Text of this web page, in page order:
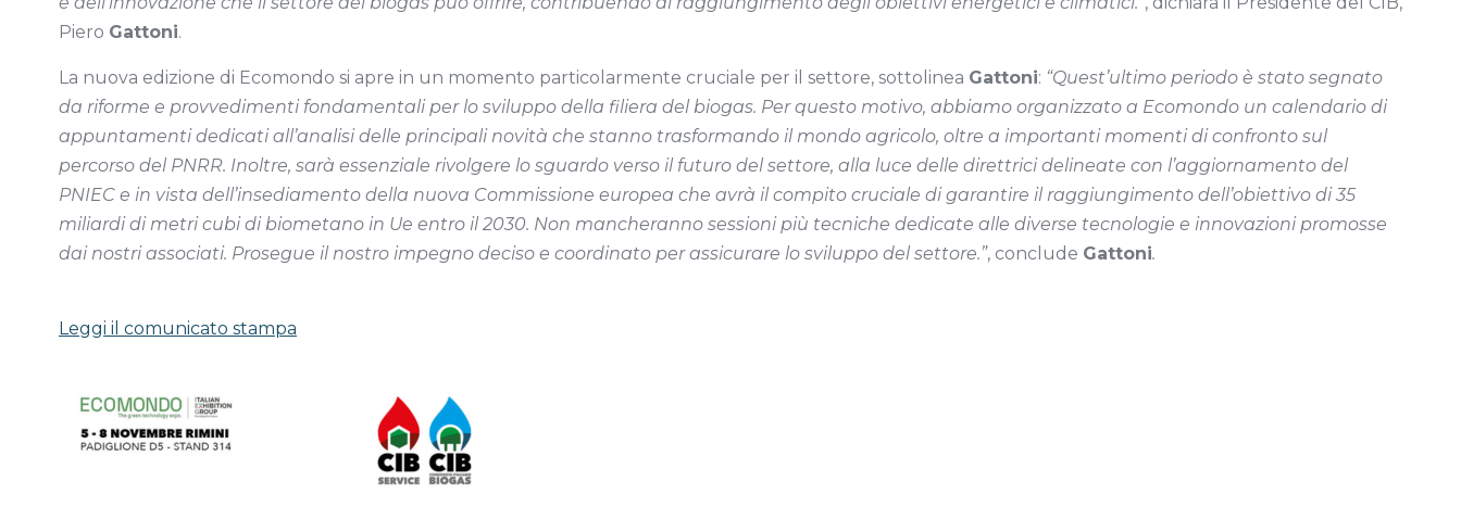
Piero Gattoni.
La nuova edizione di Ecomondo si apre in un momento particolarmente cruciale per il settore, sottolinea Gattoni: “Quest’ultimo periodo è stato segnato
da riforme e provvedimenti fondamentali per lo sviluppo della filiera del biogas. Per questo motivo, abbiamo organizzato a Ecomondo un calendario di
appuntamenti dedicati all’analisi delle principali novità che stanno trasformando il mondo agricolo, oltre a importanti momenti di confronto sul
percorso del PNRR. Inoltre, sarà essenziale rivolgere lo sguardo verso il futuro del settore, alla luce delle direttrici delineate con l’aggiornamento del
PNIEC e in vista dell’insediamento della nuova Commissione europea che avrà il compito cruciale di garantire il raggiungimento dell’obiettivo di 35
miliardi di metri cubi di biometano in Ue entro il 2030. Non mancheranno sessioni più tecniche dedicate alle diverse tecnologie e innovazioni promosse
dai nostri associati. Prosegue il nostro impegno deciso e coordinato per assicurare lo sviluppo del settore.”, conclude Gattoni.
Leggi il comunicato stampa